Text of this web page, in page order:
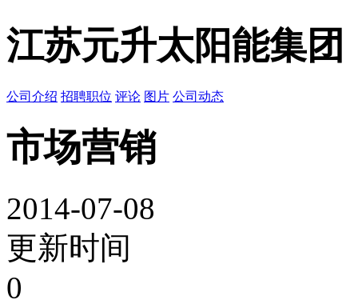
江苏元升太阳能集团
公司介绍 招聘职位 评论 图片 公司动态
市场营销
2014-07-08
更新时间
0